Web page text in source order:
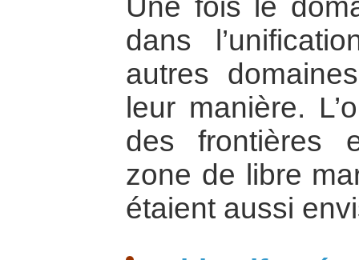
Une fois le
dans
autres
leur manière.
des frontières
zone de libre
étaient aussi